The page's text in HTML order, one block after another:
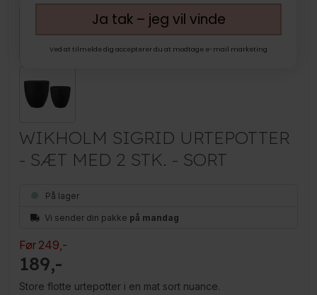
WIKHOLM SIGRID URTEPOTTER
- SÆT MED 2 STK. - SORT
På lager
Vi sender din pakke på mandag
Før 249,-
189
Store flotte urtepotter i en mat sort nuance.
Ja tak – jeg vil vinde
Ved at tilmelde dig accepterer du at modtage e-mail marketing